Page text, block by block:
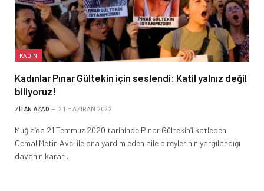
KADIN
Kadınlar Pınar Gültekin için seslendi: Katil yalnız değil
biliyoruz!
ZILAN AZAD 21 HAZIRAN 2022
Muğla’da 21 Temmuz 2020 tarihinde Pınar Gültekin’i katleden
Cemal Metin Avcı ile ona yardım eden aile bireylerinin yargılandığı
davanın karar…